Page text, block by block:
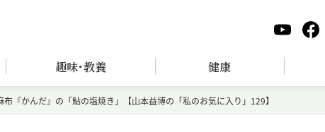
趣味･教養 健康
『かんだ』の「鮎の塩焼き」【山本益博の「私のお気に入り」129】